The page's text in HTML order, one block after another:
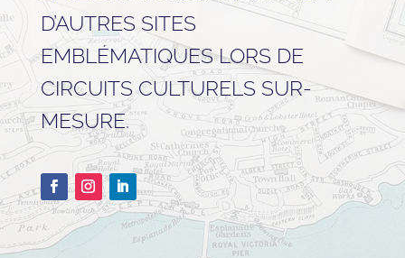
D’AUTRES SITES
EMBLÉMATIQUES LORS DE
CIRCUITS CULTURELS SUR-
MESURE.